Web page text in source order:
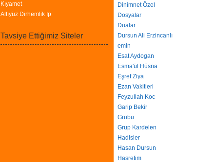
Kıyamet
Altıyüz Dirhemlik İp
Tavsiye Ettiğimiz Siteler
Dinimnet Özel
Dosyalar
Dualar
Dursun Ali Erzincanlı
emin
Esat Aydogan
Esma'ül Hüsna
Eşref Ziya
Ezan Vakitleri
Feyzullah Koc
Garip Bekir
Grubu
Grup Kardelen
Hadisler
Hasan Dursun
Hasretim